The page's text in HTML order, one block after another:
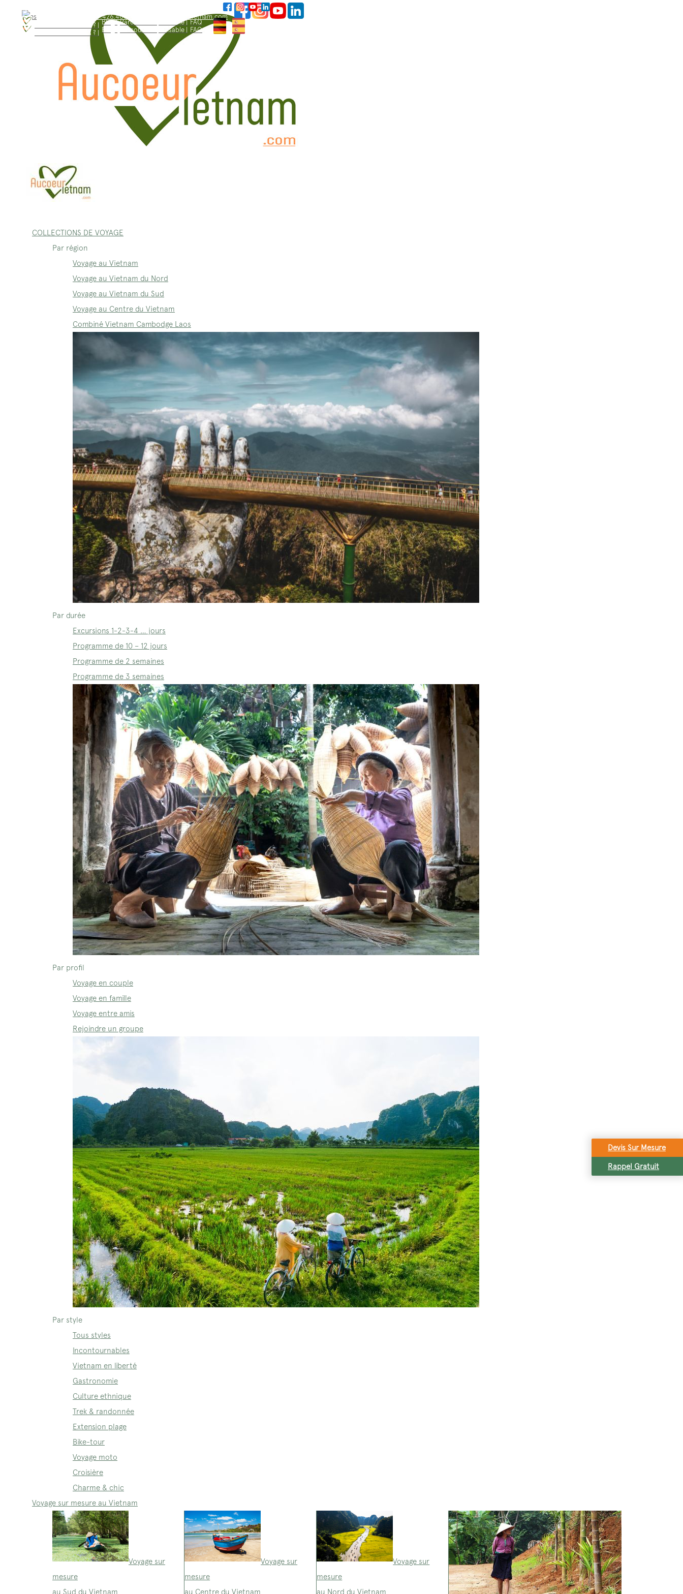
WhatsApp: +84.909.426.406 bonjour@aucoeurvietnam.com
Qui sommes - nous ? | Blog | Parcours responsable | FAQ
COLLECTIONS DE VOYAGE
Par région
Voyage au Vietnam
Voyage au Vietnam du Nord
Voyage au Vietnam du Sud
Voyage au Centre du Vietnam
Combiné Vietnam Cambodge Laos
Par durée
Excursions 1-2-3-4 … jours
Programme de 10 – 12 jours
Programme de 2 semaines
Programme de 3 semaines
Par profil
Voyage en couple
Voyage en famille
Voyage entre amis
Rejoindre un groupe
Par style
Tous styles
Incontournables
Vietnam en liberté
Gastronomie
Culture ethnique
Trek & randonnée
Extension plage
Bike-tour
Voyage moto
Croisière
Charme & chic
Voyage sur mesure au Vietnam
Voyage sur
mesure
au Sud du Vietnam
Voyage sur
mesure
au Centre du Vietnam
Voyage sur
mesure
au Nord du Vietnam
WhatsApp: +84.909.426.406
Qui sommes - nous ? | Blog | Parcours responsable | FAQ
Devis Sur Mesure
Rappel Gratuit